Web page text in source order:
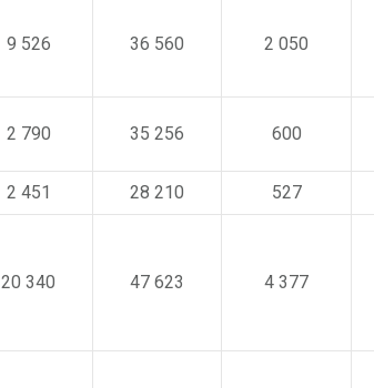
9 526 36 560 2 050
2 790 35 256 600
2 451 28 210 527
20 340 47 623 4 377